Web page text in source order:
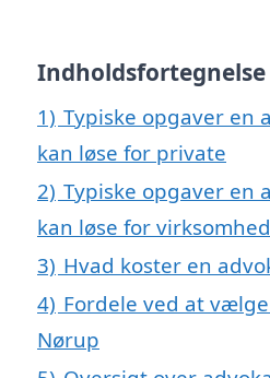
Indholdsfortegnelse
1) Typiske opgaver en
kan løse for private
2) Typiske opgaver en
kan løse for
3) Hvad koster en
4) Fordele ved at
Nørup